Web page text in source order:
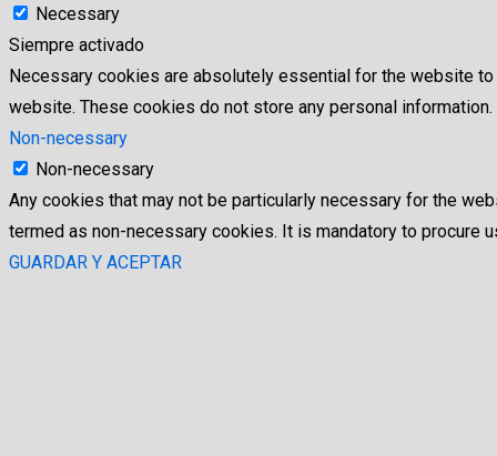
Necessary
Siempre activado
Necessary cookies are absolutely essential for the website
website. These cookies do not store any personal information.
Non-necessary
Non-necessary
Any cookies that may not be particularly necessary for the
termed as non-necessary cookies. It is mandatory to procure
GUARDAR Y ACEPTAR